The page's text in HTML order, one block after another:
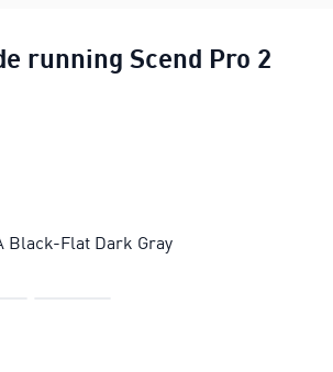
running Scend Pro 2
Black-Flat Dark Gray